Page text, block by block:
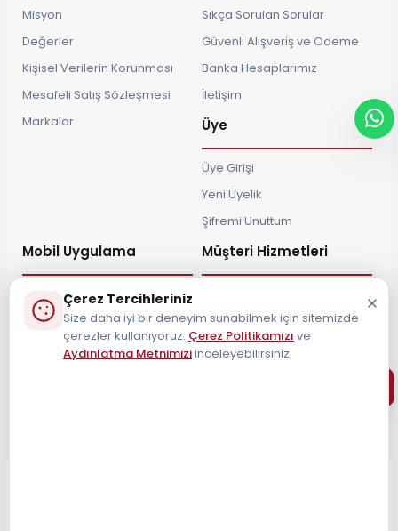
Misyon
Değerler
Kişisel Verilerin Korunması
Mesafeli Satış Sözleşmesi
Markalar
Sıkça Sorulan Sorular
Güvenli Alışveriş ve Ödeme
Banka Hesaplarımız
İletişim
Üye
Üye Girişi
Yeni Üyelik
Şifremi Unuttum
Mobil Uygulama Müşteri Hizmetleri
Müşteri Destek Hattı
Çerez Tercihleriniz
Size daha iyi bir deneyim sunabilmek için sitemizde
çerezler kullanıyoruz. Çerez Politikamızı ve
Aydınlatma Metnimiziinceleyebilirsiniz.